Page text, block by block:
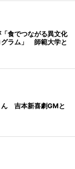
「食でつながる異文化
ラム」 師範大学と
ん 吉本新喜劇GMと